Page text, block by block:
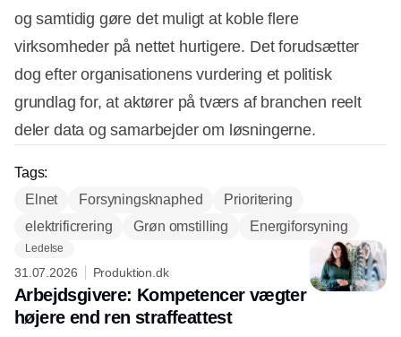
og samtidig gøre det muligt at koble flere
virksomheder på nettet hurtigere. Det forudsætter
dog efter organisationens vurdering et politisk
grundlag for, at aktører på tværs af branchen reelt
deler data og samarbejder om løsningerne.
Tags:
Elnet
Forsyningsknaphed
Prioritering
elektrificrering
Grøn omstilling Energiforsyning
Ledelse
31.07.2026 Produktion.dk
Arbejdsgivere: Kompetencer vægter
højere end ren straffeattest